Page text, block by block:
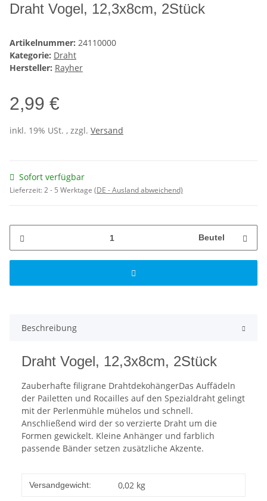
Draht Vogel, 12,3x8cm, 2Stück
Artikelnummer: 24110000
Kategorie: Draht
Hersteller: Rayher
2,99 €
inkl. 19% USt. , zzgl. Versand
Sofort verfügbar
Lieferzeit:2 - 5 Werktage (DE - Ausland abweichend)
Beutel
Beschreibung
Draht Vogel, 12,3x8cm, 2Stück
Zauberhafte filigrane DrahtdekohängerDas Auffädeln
der Pailetten und Rocailles auf den Spezialdraht gelingt
mit der Perlenmühle mühelos und schnell.
Anschließend wird der so verzierte Draht um die
Formen gewickelt. Kleine Anhänger und farblich
passende Bänder setzen zusätzliche Akzente.
Versandgewicht: 0,02 kg